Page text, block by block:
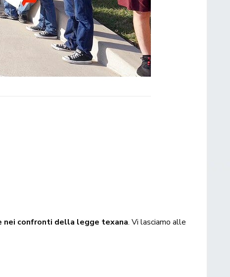
nei confronti della legge texana. Vi lasciamo alle